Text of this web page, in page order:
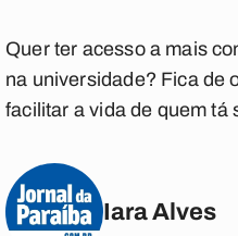
Quer ter acesso a mais
na universidade? Fica de
facilitar a vida de quem tá
Iara Alves